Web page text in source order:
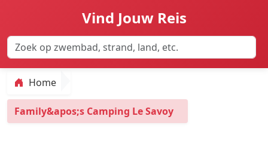
Vind Jouw Reis
Home
Family&apos;s Camping Le Savoy